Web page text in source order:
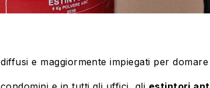
e maggiormente impiegati per